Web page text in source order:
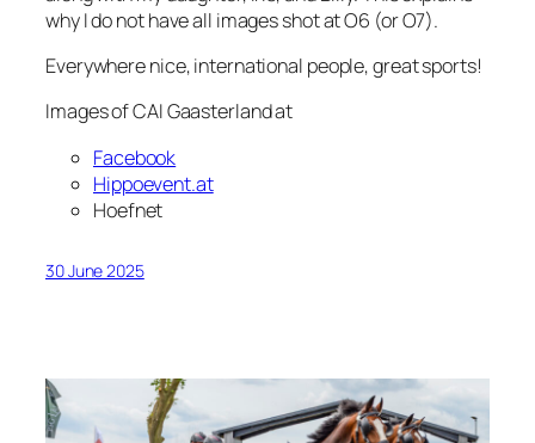
why I do not have all images shot at O6 (or O7).
Everywhere nice, international people, great sports!
Images of CAI Gaasterland at
Facebook
Hippoevent.at
Hoefnet
30 June 2025